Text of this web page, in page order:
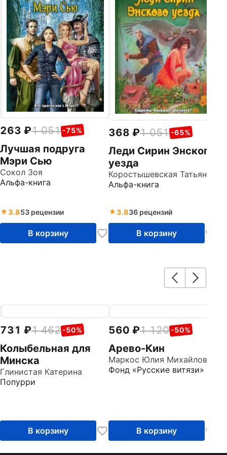
263 1 051 -75%
Лучшая подруга
Мэри Сью
Сокол Зоя
Альфа-книга
3.853 рецензии
В корзину
368 1 051 -65%
Леди Сирин Энского
уезда
Альфа-книга
3.836 рецензий
В корзину
731 1 462 -50%
Колыбельная для
Минска
Глинистая Катерина
Попурри
В корзину
560 1 120 -50%
Арево-Кин
Маркос Юлия Михайловна
Фонд «Русские витязи»
В корзину